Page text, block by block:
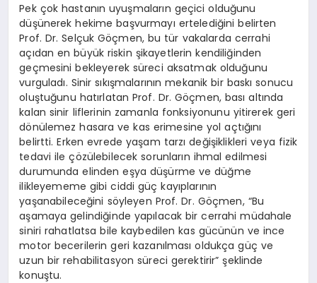
Pek çok hastanın uyuşmaların geçici olduğunu
düşünerek hekime başvurmayı ertelediğini belirten
Prof. Dr. Selçuk Göçmen, bu tür vakalarda cerrahi
açıdan en büyük riskin şikayetlerin kendiliğinden
geçmesini bekleyerek süreci aksatmak olduğunu
vurguladı. Sinir sıkışmalarının mekanik bir baskı sonucu
oluştuğunu hatırlatan Prof. Dr. Göçmen, bası altında
kalan sinir liflerinin zamanla fonksiyonunu yitirerek geri
dönülemez hasara ve kas erimesine yol açtığını
belirtti. Erken evrede yaşam tarzı değişiklikleri veya fizik
tedavi ile çözülebilecek sorunların ihmal edilmesi
durumunda elinden eşya düşürme ve düğme
ilikleyememe gibi ciddi güç kayıplarının
yaşanabileceğini söyleyen Prof. Dr. Göçmen, “Bu
aşamaya gelindiğinde yapılacak bir cerrahi müdahale
siniri rahatlatsa bile kaybedilen kas gücünün ve ince
motor becerilerin geri kazanılması oldukça güç ve
uzun bir rehabilitasyon süreci gerektirir” şeklinde
konuştu.